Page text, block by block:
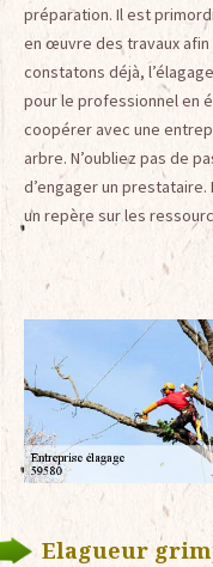
préparation. Il est
en œuvre des travaux afin
constatons déjà,
pour le professionnel en
coopérer avec une
arbre. N’oubliez pas de
d’engager un
un repère sur les
Elagueur